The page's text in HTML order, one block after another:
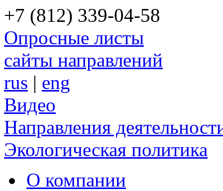
+7 (812) 339-04-58
Опросные листы
сайты направлений
rus | eng
Видео
Направления
Экологическая политика
О компании